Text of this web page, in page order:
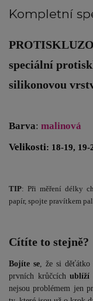
Kompletní
speciální
silikonovou
Barva: malinová
Velikosti: 18-19, 19-
TIP: Při měření délky
papír, spojte pravítkem
Cítíte to stejně?
Bojíte se , že si
prvních krůčcíchublíží
nejsou problémem jen